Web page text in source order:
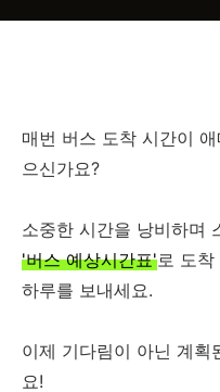
매번 버스 도착 시간이
으신가요?
소중한 시간을 낭비하며
'버스 예상시간표'로 도착
하루를 보내세요.
이제 기다림이 아닌 계획
요!